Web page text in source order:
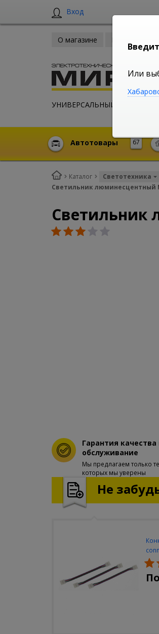
Вход
О магазине
УНИВЕРСАЛЬНЫЙ
67
Автотовары
Каталог Светотехника
Светильник люминесцентный
Светильник
Гарантия
обслуживание
Мы предлагаем только
которых мы уверены
Не
Или